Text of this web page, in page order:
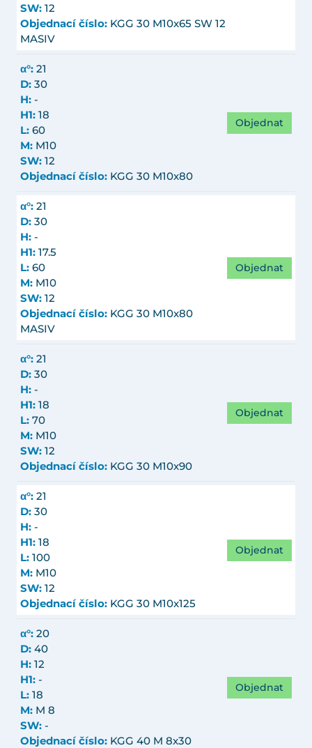
SW: 12
Objednací číslo: KGG 30 M10x65 SW 12
MASIV
α°: 21
D: 30
H: -
H1: 18
L: 60
M: M10
SW: 12
Objednací číslo: KGG 30 M10x80
Objednat
α°: 21
D: 30
H: -
H1: 17.5
L: 60
M: M10
SW: 12
Objednací číslo: KGG 30 M10x80
MASIV
Objednat
α°: 21
D: 30
H: -
H1: 18
L: 70
M: M10
SW: 12
Objednací číslo: KGG 30 M10x90
Objednat
α°: 21
D: 30
H: -
H1: 18
L: 100
M: M10
SW: 12
Objednací číslo: KGG 30 M10x125
Objednat
α°: 20
D: 40
H: 12
H1: -
L: 18
M: M 8
SW: -
Objednací číslo: KGG 40 M 8x30
Objednat